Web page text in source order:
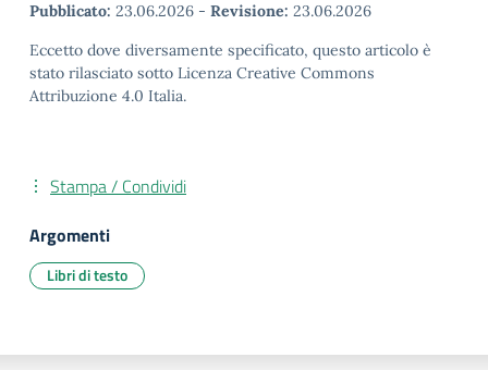
Pubblicato: 23.06.2026 - Revisione: 23.06.2026
Eccetto dove diversamente specificato, questo articolo è
stato rilasciato sotto Licenza Creative Commons
Attribuzione 4.0 Italia.
Stampa / Condividi
Argomenti
Libri di testo